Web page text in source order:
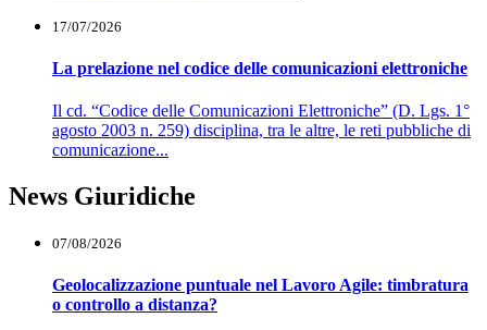
17/07/2026
La prelazione nel codice delle comunicazioni elettroniche
Il cd. “Codice delle Comunicazioni Elettroniche” (D. Lgs. 1°
agosto 2003 n. 259) disciplina, tra le altre, le reti pubbliche di
comunicazione...
News Giuridiche
07/08/2026
Geolocalizzazione puntuale nel Lavoro Agile: timbratura
o controllo a distanza?